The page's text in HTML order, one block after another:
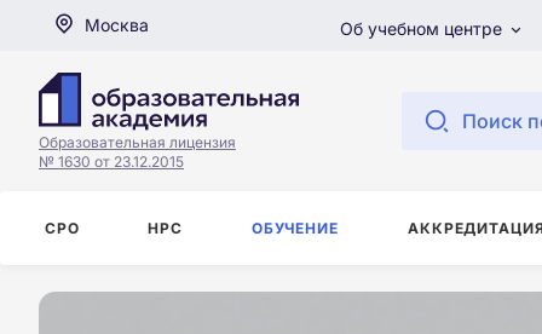
Москва Об учебном центре
Образовательная лицензия
№ 1630 от 23.12.2015
Поиск
СРО НРС ОБУЧЕНИЕ